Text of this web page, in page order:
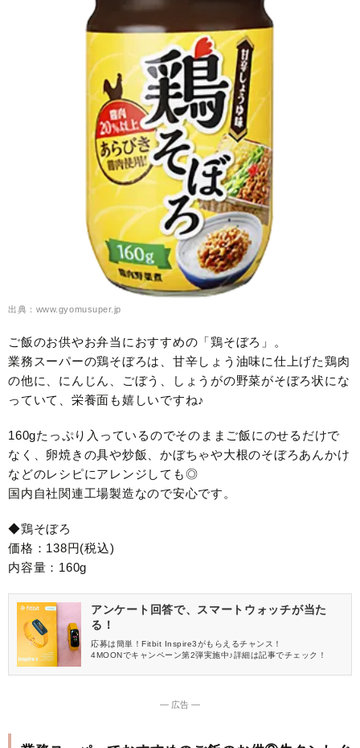
出典：www.gyomusuper.jp
ご飯のお供やお弁当におすすめの「鶏そぼろ」。
業務スーパーの鶏そぼろは、甘辛しょう油味に仕上げた鶏肉
の他に、にんじん、ごぼう、しょうがの野菜がそぼろ状にな
っていて、栄養面も嬉しいですね♪
160gたっぷり入っているのでそのままご飯にのせるだけで
なく、卵焼きの具や炒飯、かぼちゃや大根のそぼろあんかけ
などのレシピにアレンジしても◎
国内自社関連工場製造なので安心です。
◆鶏そぼろ
価格：138円(税込)
内容量：160g
アンケート回答で、スマートウォッチが当た
る！
応募は簡単！Fitbit Inspire3がもらえるチャンス！
4MOONでキャンペーン第2弾実施中♪詳細は記事でチェック！
― 広告 ―